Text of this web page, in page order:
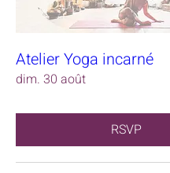
Atelier Yoga incarné
dim. 30 août
RSVP